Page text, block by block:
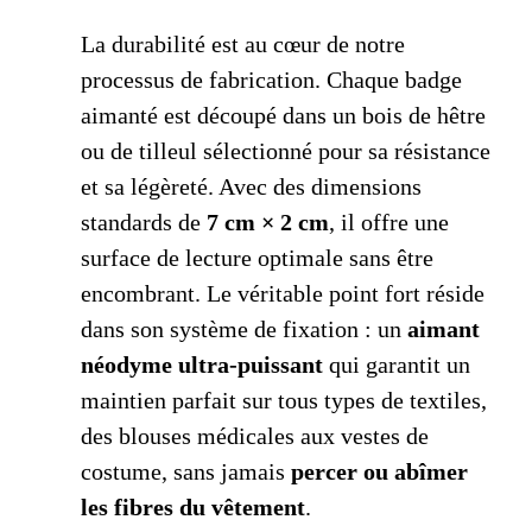
La durabilité est au cœur de notre
processus de fabrication. Chaque badge
aimanté est découpé dans un bois de hêtre
ou de tilleul sélectionné pour sa résistance
et sa légèreté. Avec des dimensions
standards de 7 cm × 2 cm, il offre une
surface de lecture optimale sans être
encombrant. Le véritable point fort réside
dans son système de fixation : un aimant
néodyme ultra-puissant qui garantit un
maintien parfait sur tous types de textiles,
des blouses médicales aux vestes de
costume, sans jamais percer ou abîmer
les fibres du vêtement.